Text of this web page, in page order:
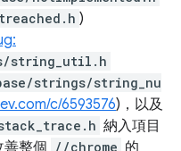
)
string_util.h
strings/string_nu
c/6593576)，以及
納入項目
善整個 //chrome 的